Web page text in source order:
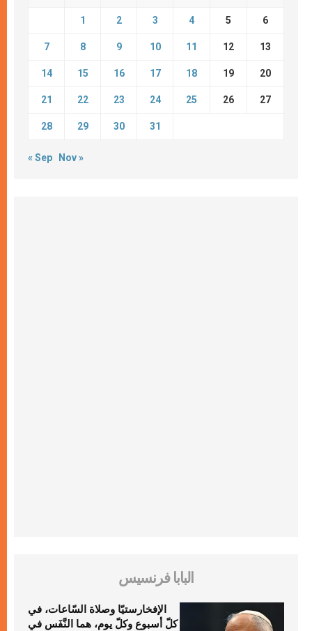
1 2 3 4 5 6
7 8 9 10 11 12 13
14 15 16 17 18 19 20
21 22 23 24 25 26 27
28 29 30 31
« Sep Nov »
البابا فرنسيس
الإفخارستيّا وصلاة السّاعات، في
كلّ أسبوع وكلّ يوم، هما النَّفَس في